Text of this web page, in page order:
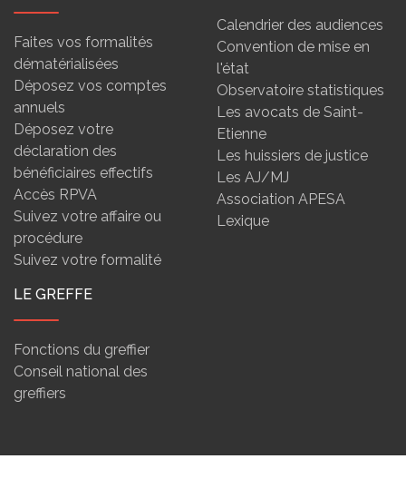
Faites vos formalités
dématérialisées
Déposez vos comptes
annuels
Déposez votre
déclaration des
bénéficiaires effectifs
Accès RPVA
Suivez votre affaire ou
procédure
Suivez votre formalité
Calendrier des audiences
Convention de mise en
l'état
Observatoire statistiques
Les avocats de Saint-
Etienne
Les huissiers de justice
Les AJ/MJ
Association APESA
Lexique
LE GREFFE
Fonctions du greffier
Conseil national des
greffiers